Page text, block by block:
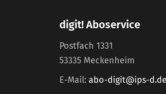
digit! Aboservice
Postfach 1331
53335 Meckenheim
E-Mail: abo-digit@ips-d.de